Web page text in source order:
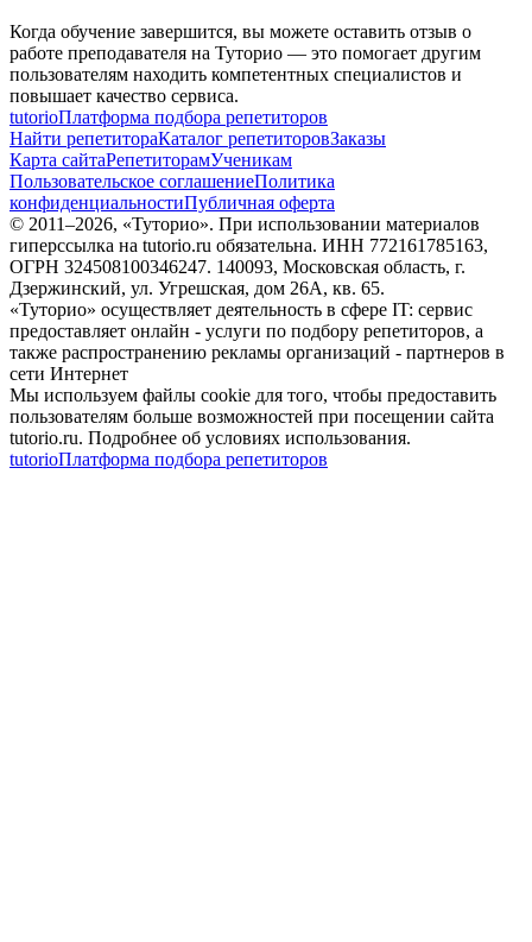
Когда обучение завершится, вы можете оставить отзыв о
работе преподавателя на Туторио — это помогает другим
пользователям находить компетентных специалистов и
повышает качество сервиса.
tutorioПлатформа подбора репетиторов
Найти репетитораКаталог репетиторовЗаказы
Карта сайтаРепетиторамУченикам
Пользовательское соглашениеПолитика
конфиденциальностиПубличная оферта
© 2011–2026, «Туторио». При использовании материалов
гиперссылка на tutorio.ru обязательна. ИНН 772161785163,
ОГРН 324508100346247. 140093, Московская область, г.
Дзержинский, ул. Угрешская, дом 26А, кв. 65.
«Туторио» осуществляет деятельность в сфере IT: сервис
предоставляет онлайн - услуги по подбору репетиторов, а
также распространению рекламы организаций - партнеров в
сети Интернет
Мы используем файлы cookie для того, чтобы предоставить
пользователям больше возможностей при посещении сайта
tutorio.ru. Подробнее об условиях использования.
tutorioПлатформа подбора репетиторов